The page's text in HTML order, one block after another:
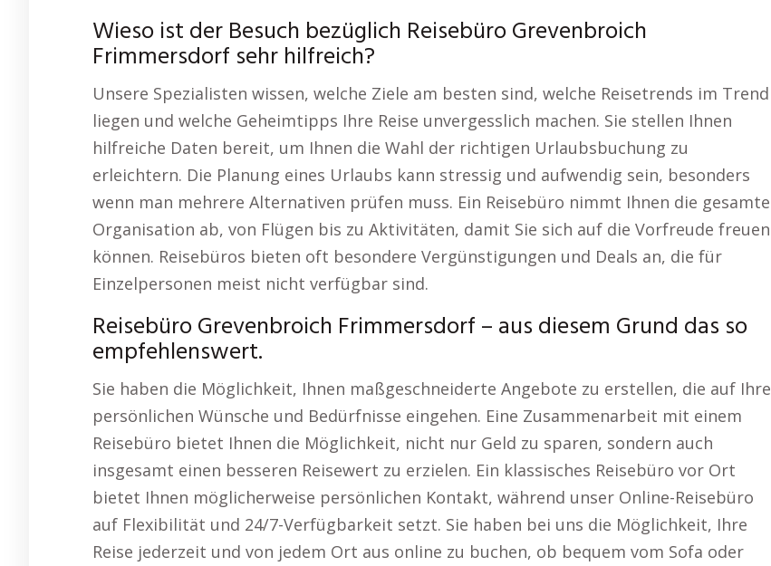
Wieso ist der Besuch bezüglich Reisebüro Grevenbroich
Frimmersdorf sehr hilfreich?
Unsere Spezialisten wissen, welche Ziele am besten sind, welche Reisetrends im Trend
liegen und welche Geheimtipps Ihre Reise unvergesslich machen. Sie stellen Ihnen
hilfreiche Daten bereit, um Ihnen die Wahl der richtigen Urlaubsbuchung zu
erleichtern. Die Planung eines Urlaubs kann stressig und aufwendig sein, besonders
wenn man mehrere Alternativen prüfen muss. Ein Reisebüro nimmt Ihnen die gesamte
Organisation ab, von Flügen bis zu Aktivitäten, damit Sie sich auf die Vorfreude freuen
können. Reisebüros bieten oft besondere Vergünstigungen und Deals an, die für
Einzelpersonen meist nicht verfügbar sind.
Reisebüro Grevenbroich Frimmersdorf – aus diesem Grund das so
empfehlenswert.
Sie haben die Möglichkeit, Ihnen maßgeschneiderte Angebote zu erstellen, die auf Ihre
persönlichen Wünsche und Bedürfnisse eingehen. Eine Zusammenarbeit mit einem
Reisebüro bietet Ihnen die Möglichkeit, nicht nur Geld zu sparen, sondern auch
insgesamt einen besseren Reisewert zu erzielen. Ein klassisches Reisebüro vor Ort
bietet Ihnen möglicherweise persönlichen Kontakt, während unser Online-Reisebüro
auf Flexibilität und 24/7-Verfügbarkeit setzt. Sie haben bei uns die Möglichkeit, Ihre
Reise jederzeit und von jedem Ort aus online zu buchen, ob bequem vom Sofa oder